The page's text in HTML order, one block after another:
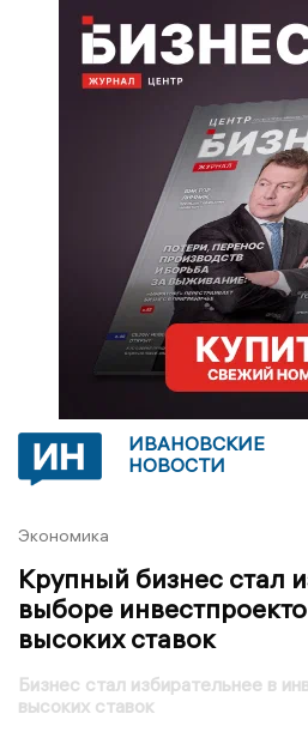
ИВАНОВСКИЕ
НОВОСТИ
Экономика
Крупный бизнес стал
выборе
высоких ставок
Бизнес стал избирательнее в
высоких ставок